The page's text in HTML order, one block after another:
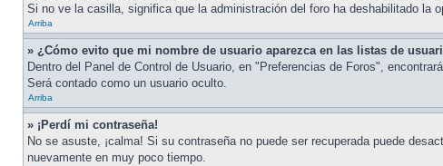
Si no ve la casilla, significa que la administración del foro ha deshabilitado la
Arriba
» ¿Cómo evito que mi nombre de usuario aparezca en las listas de
Dentro del Panel de Control de Usuario, en "Preferencias de Foros",
Será contado como un usuario oculto.
Arriba
» ¡Perdí mi contraseña!
No se asuste, ¡calma! Si su contraseña no puede ser recuperada puede
nuevamente en muy poco tiempo.